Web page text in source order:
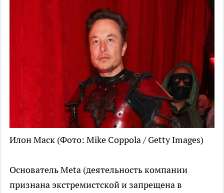
Илон Маск (Фото: Mike Coppola / Getty Images)
Основатель Meta (деятельность компании
признана экстремистской и запрещена в